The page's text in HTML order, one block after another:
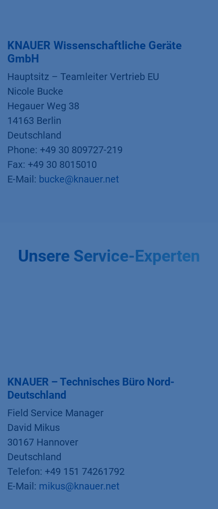
KNAUER Wissenschaftliche Geräte
GmbH
Hauptsitz – Teamleiter Vertrieb EU
Nicole Bucke
Hegauer Weg 38
14163 Berlin
Deutschland
Phone: +49 30 809727-219
Fax: +49 30 8015010
E-Mail: bucke@knauer.net
Unsere Service-Experten
KNAUER – Technisches Büro Nord-
Deutschland
Field Service Manager
David Mikus
30167 Hannover
Deutschland
Telefon: +49 151 74261792
E-Mail: mikus@knauer.net